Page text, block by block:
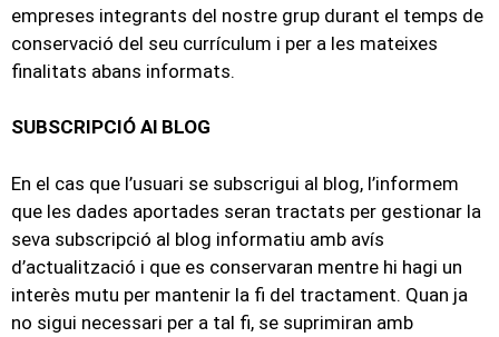
empreses integrants del nostre grup durant el temps de
conservació del seu currículum i per a les mateixes
finalitats abans informats.
SUBSCRIPCIÓ Al BLOG
En el cas que l’usuari se subscrigui al blog, l’informem
que les dades aportades seran tractats per gestionar la
seva subscripció al blog informatiu amb avís
d’actualització i que es conservaran mentre hi hagi un
interès mutu per mantenir la fi del tractament. Quan ja
no sigui necessari per a tal fi, se suprimiran amb